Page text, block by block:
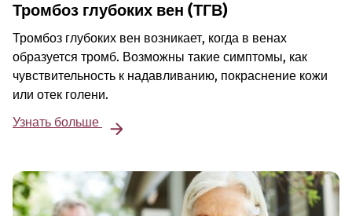
Тромбоз глубоких вен (ТГВ)
Тромбоз глубоких вен возникает, когда в венах
образуется тромб. Возможны такие симптомы, как
чувствительность к надавливанию, покраснение кожи
или отек голени.
Узнать больше